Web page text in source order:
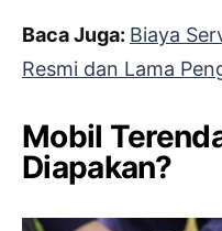
Baca Juga: Biaya
Resmi dan Lama
Mobil
Diapakan?